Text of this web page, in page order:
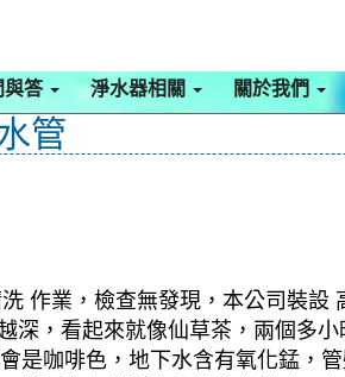
與答 淨水器相關 關於我們
管
作業，檢查無發現，本公司裝
，看起來就像仙草茶，兩個多
是咖啡色，地下水含有氧化錳，